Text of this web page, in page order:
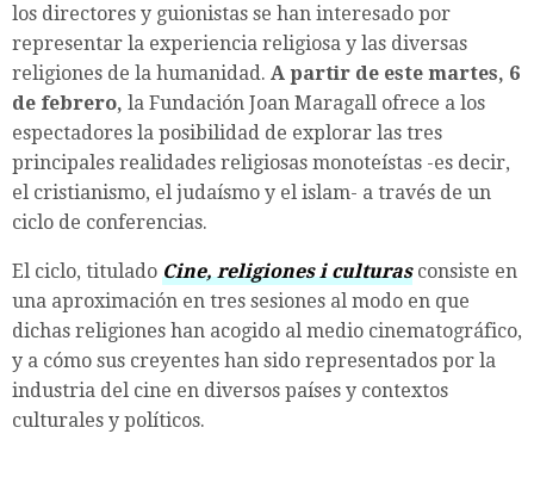
los directores y guionistas se han interesado por
representar la experiencia religiosa y las diversas
religiones de la humanidad. A partir de este martes, 6
de febrero, la Fundación Joan Maragall ofrece a los
espectadores la posibilidad de explorar las tres
principales realidades religiosas monoteístas -es decir,
el cristianismo, el judaísmo y el islam- a través de un
ciclo de conferencias.
El ciclo, titulado Cine, religiones i culturas consiste en
una aproximación en tres sesiones al modo en que
dichas religiones han acogido al medio cinematográfico,
y a cómo sus creyentes han sido representados por la
industria del cine en diversos países y contextos
culturales y políticos.